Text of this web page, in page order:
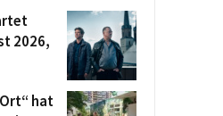
2026,
hat